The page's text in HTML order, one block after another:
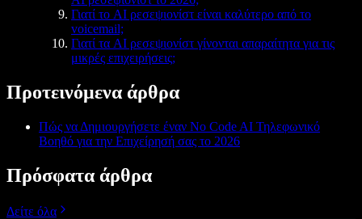
Γιατί το AI ρεσεψιονίστ είναι καλύτερο από το
voicemail;
Γιατί τα AI ρεσεψιονίστ γίνονται απαραίτητα για τις
μικρές επιχειρήσεις;
Προτεινόμενα άρθρα
Πώς να Δημιουργήσετε έναν No Code AI Τηλεφωνικό
Βοηθό για την Επιχείρησή σας το 2026
Πρόσφατα άρθρα
Δείτε όλα